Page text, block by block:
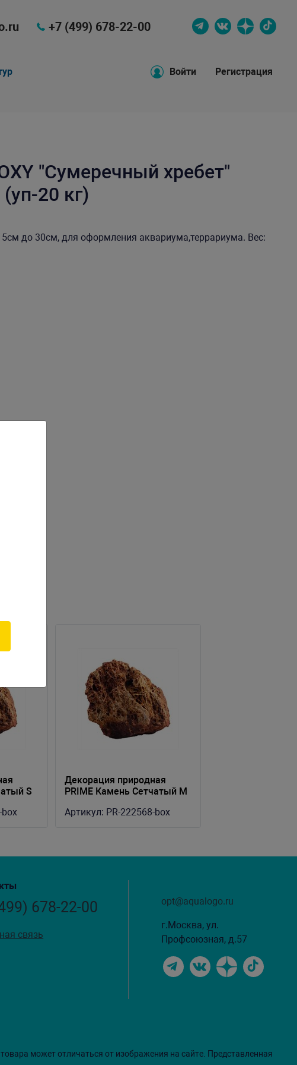
+7 (499) 678-22-00
Войти Регистрация
"Сумеречный хребет"
20 кг)
до 30см, для оформления аквариума,террариума. Вес:
S
box
Декорация природная
PRIME Камень Сетчатый М
Артикул: PR-222568-box
678-22-00
связь
opt@aqualogo.ru
г.Москва, ул.
Профсоюзная, д.57
может отличаться от изображения на сайте. Представленная